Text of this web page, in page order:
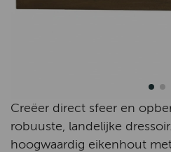
Creëer direct sfeer en
robuuste, landelijke
hoogwaardig eikenhout